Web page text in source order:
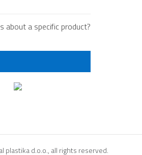
about a specific product?
plastika d.o.o., all rights reserved.